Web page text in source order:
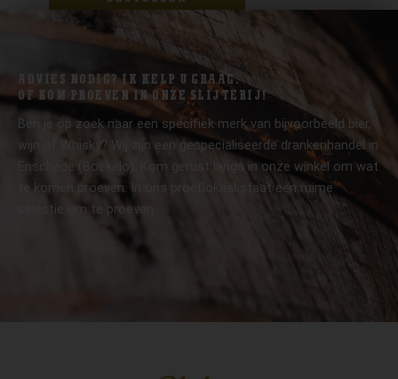
ADVIES NODIG? IK HELP U GRAAG.
OF KOM PROEVEN IN ONZE SLIJTERIJ!
Ben je op zoek naar een specifiek merk van bijvoorbeeld bier,
wijn of Whisky? Wij zijn een gespecialiseerde drankenhandel in
Enschede (Boekelo). Kom gerust langs in onze winkel om wat
te komen proeven. In ons proeflokaal staat een ruime
selectie om te proeven.